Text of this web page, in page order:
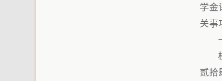
学金
关事
贰拾